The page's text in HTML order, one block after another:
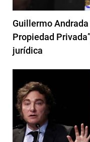
Guillermo
Propiedad
jurídica